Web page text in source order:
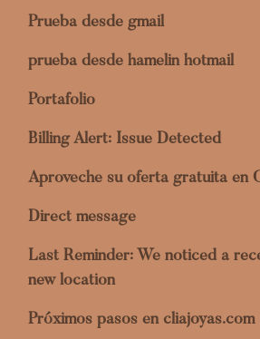
Prueba desde gmail
prueba desde hamelin hotmail
Portafolio
Billing Alert: Issue Detected
Aproveche su oferta gratuita en
Direct message
Last Reminder: We noticed a
new location
Próximos pasos en cliajoyas.com